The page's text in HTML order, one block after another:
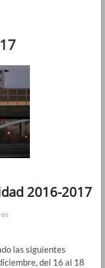
2016-2017
las siguientes
del 16 al 18